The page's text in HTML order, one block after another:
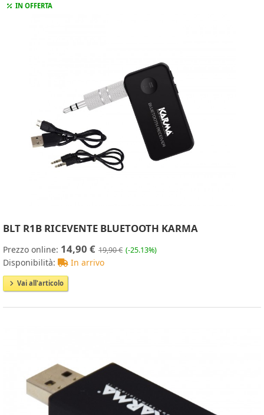
IN OFFERTA
BLT R1B RICEVENTE BLUETOOTH KARMA
Prezzo online: 14,90 € 19,90 € (-25.13%)
Disponibilità: In arrivo
Vai all'articolo